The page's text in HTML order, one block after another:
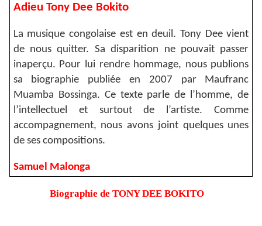
Adieu Tony Dee Bokito
La musique congolaise est en deuil. Tony Dee vient
de nous quitter. Sa disparition ne pouvait passer
inaperçu. Pour lui rendre hommage, nous publions
sa biographie publiée en 2007 par Maufranc
Muamba Bossinga. Ce texte parle de l’homme, de
l’intellectuel et surtout de l’artiste. Comme
accompagnement, nous avons joint quelques unes
de ses compositions.
Samuel Malonga
Biographie de TONY DEE BOKITO